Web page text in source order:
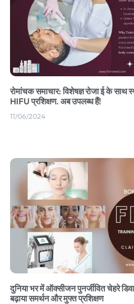
रोमांचक समाचार: विशेषज्ञ रोजा ई के
HIFU प्रशिक्षण. अब उपलब्ध हैं!
11/06/2024
दुनिया भर में ऑक्सीजन पुनर्जीवित चेहरे
बढ़ाया समर्थन और मुफ्त प्रशिक्षण